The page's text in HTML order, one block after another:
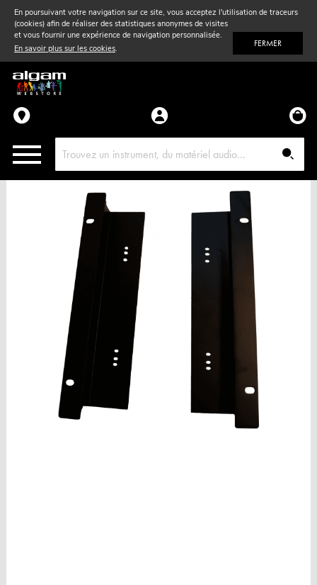
En poursuivant votre navigation sur ce site, vous acceptez l'utilisation de traceurs
(cookies) afin de réaliser des statistiques anonymes de visites
et vous fournir une expérience de navigation personnalisée.
En savoir plus sur les cookies. FERMER
Vent& Violon
Accessoires
Pièces détachées